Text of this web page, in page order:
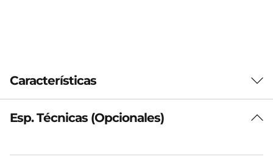
Características
Esp. Técnicas (Opcionales)